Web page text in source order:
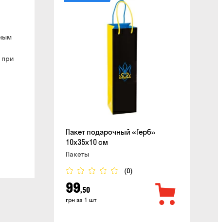
Пакет подарочный «Герб»
10x35x10 см
Пакеты
(0)
99,50
грн за 1 шт
при